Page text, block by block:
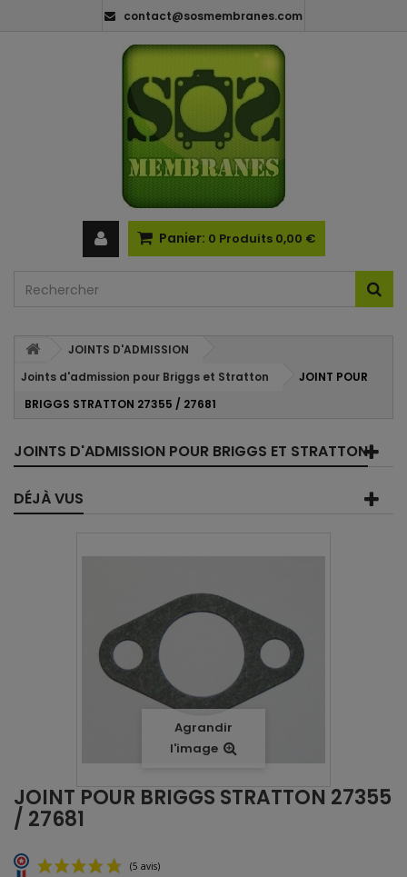
contact@sosmembranes.com
Panier: 0 Produits 0,00 €
JOINTS D'ADMISSION
Joints d'admission pour Briggs et Stratton
JOINT POUR
BRIGGS STRATTON 27355 / 27681
JOINTS D'ADMISSION POUR BRIGGS ET STRATTON
DÉJÀ VUS
Agrandir
l'image
JOINT POUR BRIGGS STRATTON 27355
/ 27681